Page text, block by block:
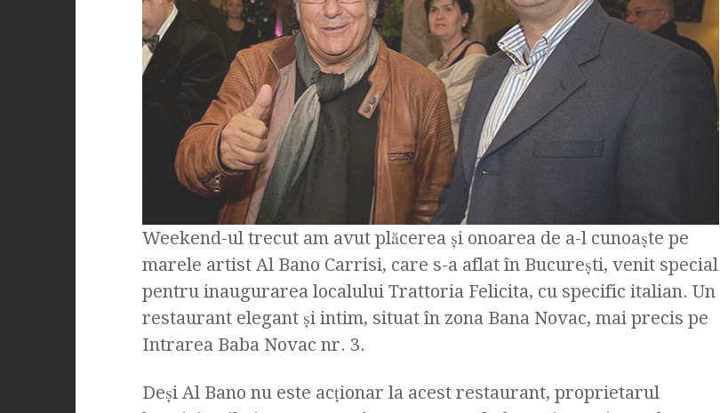
Weekend-ul trecut am avut plăcerea şi onoarea de a-l cunoaşte pe
marele artist Al Bano Carrisi, care s-a aflat în Bucureşti, venit special
pentru inaugurarea localului Trattoria Felicita, cu specific italian. Un
restaurant elegant şi intim, situat în zona Bana Novac, mai precis pe
Intrarea Baba Novac nr. 3.
Deşi Al Bano nu este acţionar la acest restaurant, proprietarul